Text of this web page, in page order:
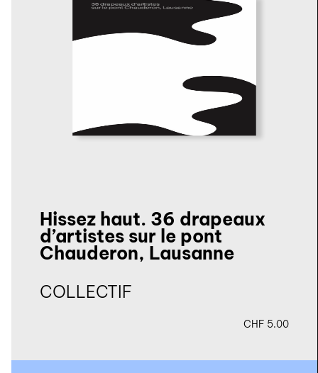
Hissez haut. 36 drapeaux
d’artistes sur le pont
Chauderon, Lausanne
COLLECTIF
CHF 5.00